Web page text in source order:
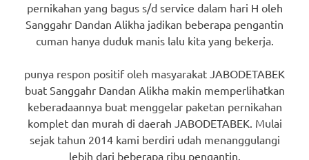
pernikahan yang bagus s/d service dalam hari H oleh
Sanggahr Dandan Alikha jadikan beberapa pengantin
cuman hanya duduk manis lalu kita yang bekerja.
punya respon positif oleh masyarakat JABODETABEK
buat Sanggahr Dandan Alikha makin memperlihatkan
keberadaannya buat menggelar paketan pernikahan
komplet dan murah di daerah JABODETABEK. Mulai
sejak tahun 2014 kami berdiri udah menanggulangi
lebih dari beberapa ribu pengantin.